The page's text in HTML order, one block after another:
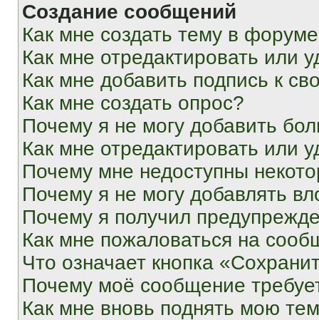
Создание сообщений
Как мне создать тему в
Как мне отредактировать или
Как мне добавить подпись к
Как мне создать опрос?
Почему я не могу добавить
Как мне отредактировать или
Почему мне недоступны
Почему я не могу добавлять
Почему я получил
Как мне пожаловаться на
Что означает кнопка
Почему моё сообщение
Как мне вновь поднять мою